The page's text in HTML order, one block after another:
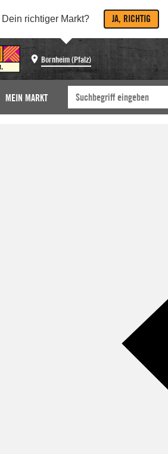
Dein richtiger Markt? JA, RICHTIG
Bornheim (Pfalz)
MEIN MARKT